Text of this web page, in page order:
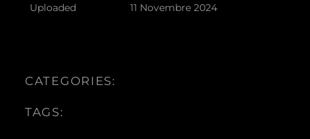
Uploaded
11 Novembre 2024
CATEGORIES:
TAGS: